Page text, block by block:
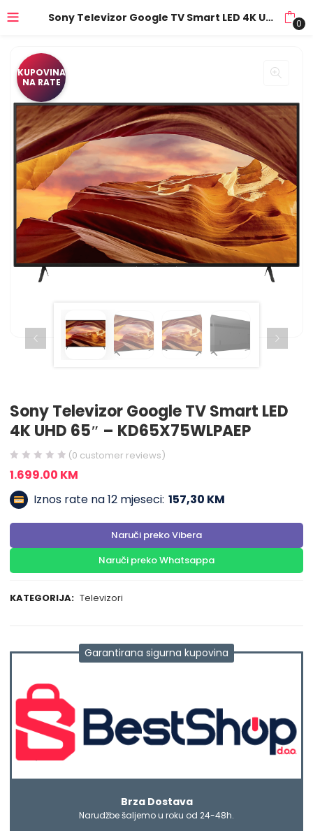
Sony Televizor Google TV Smart LED 4K UHD 65″ – KD65X75WLPAEP 0
KUPOVINA
NA RATE
Sony Televizor Google TV Smart LED
4K UHD 65″ – KD65X75WLPAEP
(0 customer reviews)
1.699.00 KM
Iznos rate na 12 mjeseci: 157,30 KM
Naruči preko Vibera
Naruči preko Whatsappa
KATEGORIJA: Televizori
Garantirana sigurna kupovina
Brza Dostava
Narudžbe šaljemo u roku od 24-48h.